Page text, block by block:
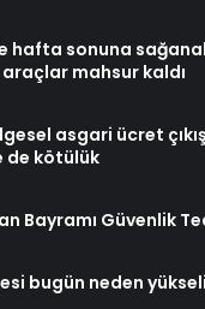
hafta sonuna
mahsur kaldı
asgari ücret
de kötülük
Bayramı Güvenlik
bugün neden